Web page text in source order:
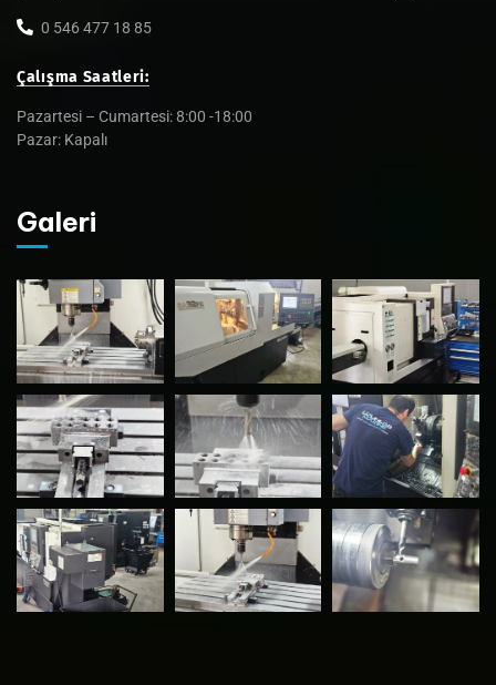
0 546 477 18 85
Çalışma Saatleri:
Pazartesi – Cumartesi: 8:00 -18:00
Pazar: Kapalı
Galeri